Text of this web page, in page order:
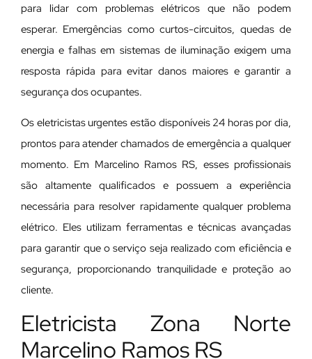
para lidar com problemas elétricos que não podem
esperar. Emergências como curtos-circuitos, quedas de
energia e falhas em sistemas de iluminação exigem uma
resposta rápida para evitar danos maiores e garantir a
segurança dos ocupantes.
Os eletricistas urgentes estão disponíveis 24 horas por dia,
prontos para atender chamados de emergência a qualquer
momento. Em Marcelino Ramos RS, esses profissionais
são altamente qualificados e possuem a experiência
necessária para resolver rapidamente qualquer problema
elétrico. Eles utilizam ferramentas e técnicas avançadas
para garantir que o serviço seja realizado com eficiência e
segurança, proporcionando tranquilidade e proteção ao
cliente.
Eletricista Zona Norte
Marcelino Ramos RS